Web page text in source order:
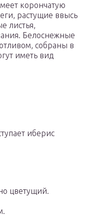
корончатую
растущие ввысь
листья,
Белоснежные
собраны в
иметь вид
иберис
цветущий.